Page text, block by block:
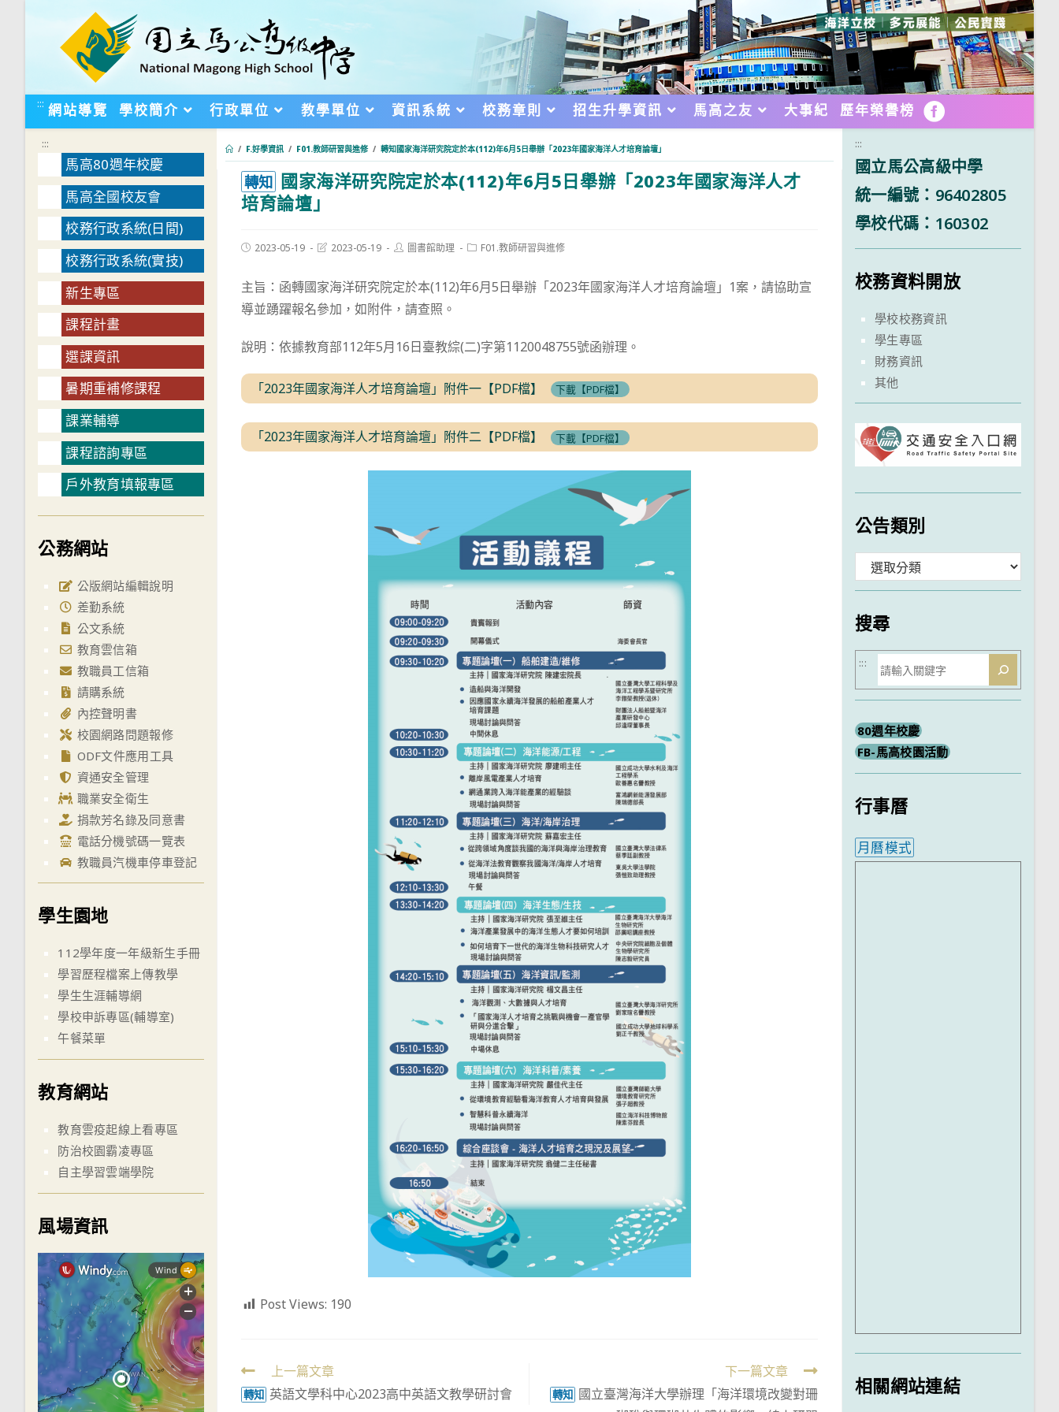
::: 網站導覽 學校簡介 行政單位 教學單位 資訊系統 校務章則 招生升學資訊 馬高之友 大事紀 歷年榮譽榜 FB
/ F.好學資訊 / F01.教師研習與進修 / 轉知國家海洋研究院定於本(112)年6月5日舉辦「2023年國家海洋人才培育論壇」
轉知 國家海洋研究院定於本(112)年6月5日舉辦「2023年國家海洋人才
培育論壇」
Post2023-05-19
Post2023-05-19
Post圖書館助理
PostF01.教師研習與進修
主旨：函轉國家海洋研究院定於本(112)年6月5日舉辦「2023年國家海洋人才培育論壇」1案，請協助宣
導並踴躍報名參加，如附件，請查照。
說明：依據教育部112年5月16日臺教綜(二)字第1120048755號函辦理。
「2023年國家海洋人才培育論壇」附件一【PDF檔】 下載【PDF檔】
「2023年國家海洋人才培育論壇」附件二【PDF檔】 下載【PDF檔】
Post Views: 190
Read
more
上一篇文章
轉知 英語文學科中心2023高中英語文教學研討會
下一篇文章
轉知 國立臺灣海洋大學辦理「海洋環境改變對珊
:::
馬高80週年校慶
馬高全國校友會
校務行政系統(日間)
校務行政系統(實技)
新生專區
課程計畫
選課資訊
暑期重補修課程
課業輔導
課程諮詢專區
戶外教育填報專區
公務網站
公版網站編輯說明
差勤系統
公文系統
教育雲信箱
教職員工信箱
請購系統
內控聲明書
校園網路問題報修
ODF文件應用工具
資通安全管理
職業安全衛生
捐款芳名錄及同意書
電話分機號碼一覽表
教職員汽機車停車登記
學生園地
112學年度一年級新生手冊
學習歷程檔案上傳教學
學生生涯輔導網
學校申訴專區(輔導室)
午餐菜單
教育網站
教育雲疫起線上看專區
防治校園霸凌專區
自主學習雲端學院
風場資訊
:::
國立馬公高級中學
統一編號：96402805
學校代碼：160302
校務資料開放
學校校務資訊
學生專區
財務資訊
其他
公告類別
類
搜尋
搜
尋
:::
80週年校慶
FB-馬高校園活動
行事曆
月曆模式
相關網站連結